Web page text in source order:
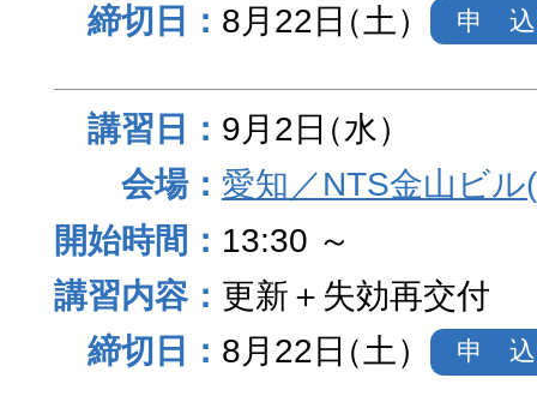
8月22日（土） 申 込
9月2日（水）
愛知／NTS金山ビ
13:30 ～
更新＋失効再交付
8月22日（土） 申 込